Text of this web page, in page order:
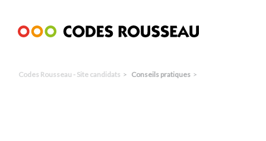
Codes Rousseau - Site candidats Conseils pratiques